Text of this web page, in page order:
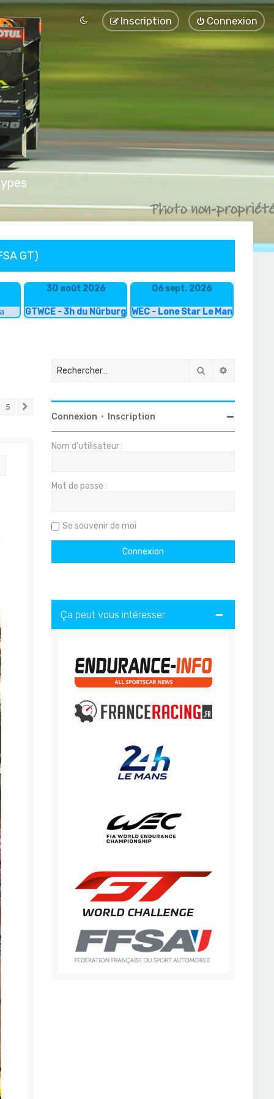
Connexion
Inscription
GT)
30 août 2026
GTWCE - 3h du Nürburgring
06 sept. 2026
WEC - Lone Star Le Mans
5
Rechercher
Connexion • Inscription
Nom d’utilisateur :
Mot de passe :
Se souvenir de moi
Ça peut vous intéresser